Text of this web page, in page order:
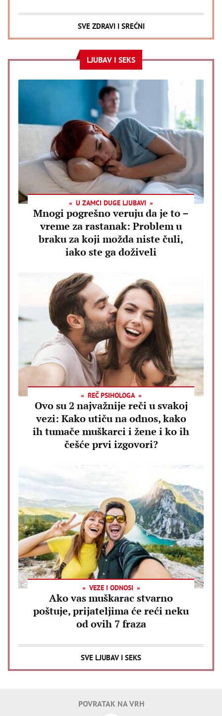
SVE ZDRAVI I SREĆNI
LJUBAV I SEKS
U ZAMCI DUGE LJUBAVI
Mnogi pogrešno veruju da je to –
vreme za rastanak: Problem u
braku za koji možda niste čuli,
iako ste ga doživeli
REČ PSIHOLOGA
Ovo su 2 najvažnije reči u svakoj
vezi: Kako utiču na odnos, kako
ih tumače muškarci i žene i ko ih
češće prvi izgovori?
VEZE I ODNOSI
Ako vas muškarac stvarno
poštuje, prijateljima će reći neku
od ovih 7 fraza
SVE LJUBAV I SEKS
POVRATAK NA VRH